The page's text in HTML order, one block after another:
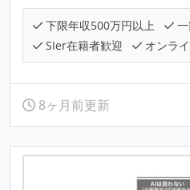
下限年収500万円以上
SIer在籍者歓迎
オンラ
8ヶ月前更新